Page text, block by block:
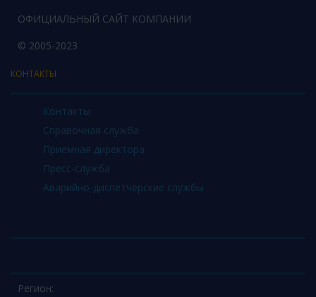
ОФИЦИАЛЬНЫЙ САЙТ КОМПАНИИ
© 2005-2023
КОНТАКТЫ
Контакты
Справочная служба
Приемная директора
Пресс-служба
Аварийно-диспетчерские службы
Регион: